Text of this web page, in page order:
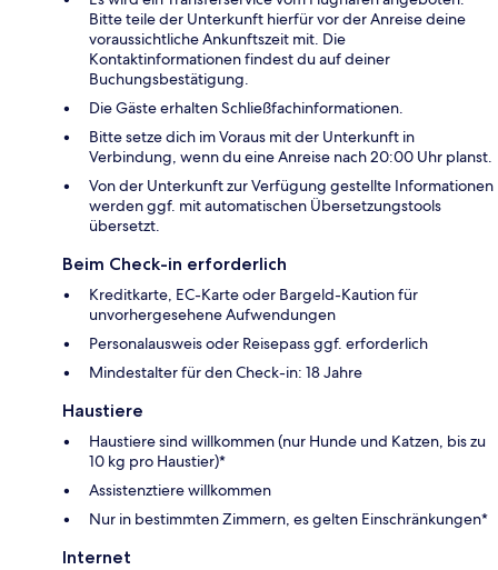
Bitte teile der Unterkunft hierfür vor der Anreise deine
voraussichtliche Ankunftszeit mit. Die
Kontaktinformationen findest du auf deiner
Buchungsbestätigung.
Die Gäste erhalten Schließfachinformationen.
Bitte setze dich im Voraus mit der Unterkunft in
Verbindung, wenn du eine Anreise nach 20:00 Uhr planst.
Von der Unterkunft zur Verfügung gestellte Informationen
werden ggf. mit automatischen Übersetzungstools
übersetzt.
Beim Check-in erforderlich
Kreditkarte, EC-Karte oder Bargeld-Kaution für
unvorhergesehene Aufwendungen
Personalausweis oder Reisepass ggf. erforderlich
Mindestalter für den Check-in: 18 Jahre
Haustiere
Haustiere sind willkommen (nur Hunde und Katzen, bis zu
10 kg pro Haustier)*
Assistenztiere willkommen
Nur in bestimmten Zimmern, es gelten Einschränkungen*
Internet